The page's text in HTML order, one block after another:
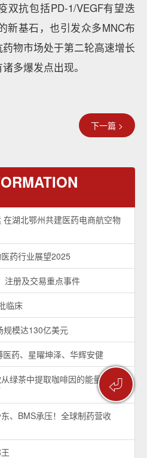
⏎
双抗包括PD-1/VEGF有望迭
新基石，也引发众多MNC布
物市场处于第二轮高速增长
多爆发点出现。
下一篇 >
湖北鄂州共建医药电商航空物
药行业展望2025
注册及交易重点事件
临床
规模达130亿美元
药、星曜坤泽、华辉安健
绿茶中提取咖啡因的能量饮
、BMS承压！全球制药营收